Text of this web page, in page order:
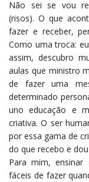
Não sei se vou
(risos). O que
fazer e receber,
Como uma troca:
assim, descubro
aulas que ministro
de fazer uma
determinado
uno educação e
criativa. O ser
por essa gama de
do que recebo e dou.
Para mim,
fáceis de fazer